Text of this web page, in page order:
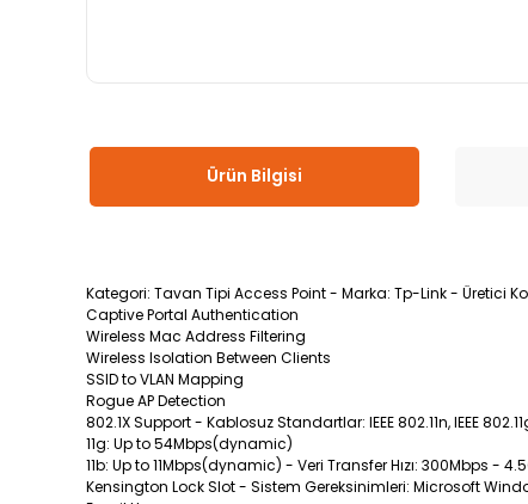
Ürün Bilgisi
Kategori: Tavan Tipi Access Point - Marka: Tp-Link - Üretici
Captive Portal Authentication
Wireless Mac Address Filtering
Wireless Isolation Between Clients
SSID to VLAN Mapping
Rogue AP Detection
802.1X Support - Kablosuz Standartlar: IEEE 802.11n, IEEE
11g: Up to 54Mbps(dynamic)
11b: Up to 11Mbps(dynamic) - Veri Transfer Hızı: 300Mbps
Kensington Lock Slot - Sistem Gereksinimleri: Microsoft